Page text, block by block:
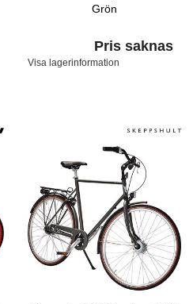
Grön
Pris saknas
Visa lagerinformation